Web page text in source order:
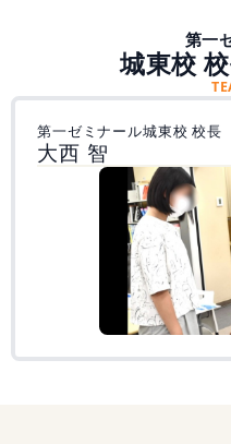
第一
城東校
第一ゼミナール城東校 校長
大西 智